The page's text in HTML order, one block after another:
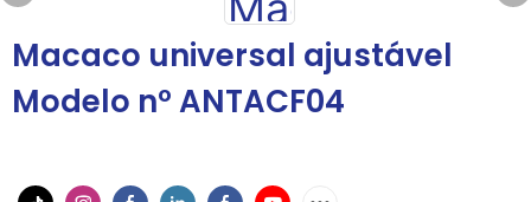
Macaco universal ajustável
Modelo nº ANTACF04